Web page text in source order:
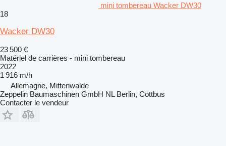
mini tombereau Wacker DW30
18
Wacker DW30
23 500 €
Matériel de carrières - mini tombereau
2022
1 916 m/h
Allemagne, Mittenwalde
Zeppelin Baumaschinen GmbH NL Berlin, Cottbus
Contacter le vendeur